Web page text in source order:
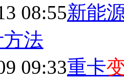
08:55新能
法
09:33重卡